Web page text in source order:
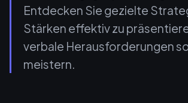
Entdecken Sie gezielte
Stärken effektiv zu
verbale Herausforderungen
meistern.